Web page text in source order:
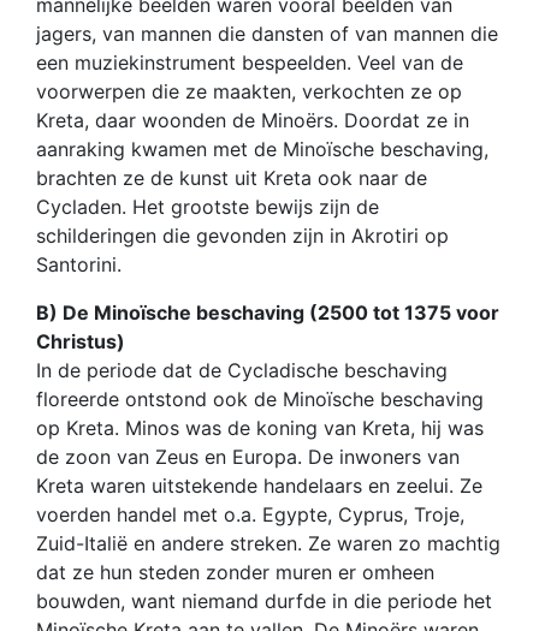
jagers, van mannen die dansten of van mannen die
een muziekinstrument bespeelden. Veel van de
voorwerpen die ze maakten, verkochten ze op
Kreta, daar woonden de Minoërs. Doordat ze in
aanraking kwamen met de Minoïsche beschaving,
brachten ze de kunst uit Kreta ook naar de
Cycladen. Het grootste bewijs zijn de
schilderingen die gevonden zijn in Akrotiri op
Santorini.
B) De Minoïsche beschaving (2500 tot 1375 voor
Christus)
In de periode dat de Cycladische beschaving
floreerde ontstond ook de Minoïsche beschaving
op Kreta. Minos was de koning van Kreta, hij was
de zoon van Zeus en Europa. De inwoners van
Kreta waren uitstekende handelaars en zeelui. Ze
voerden handel met o.a. Egypte, Cyprus, Troje,
Zuid-Italië en andere streken. Ze waren zo machtig
dat ze hun steden zonder muren er omheen
bouwden, want niemand durfde in die periode het